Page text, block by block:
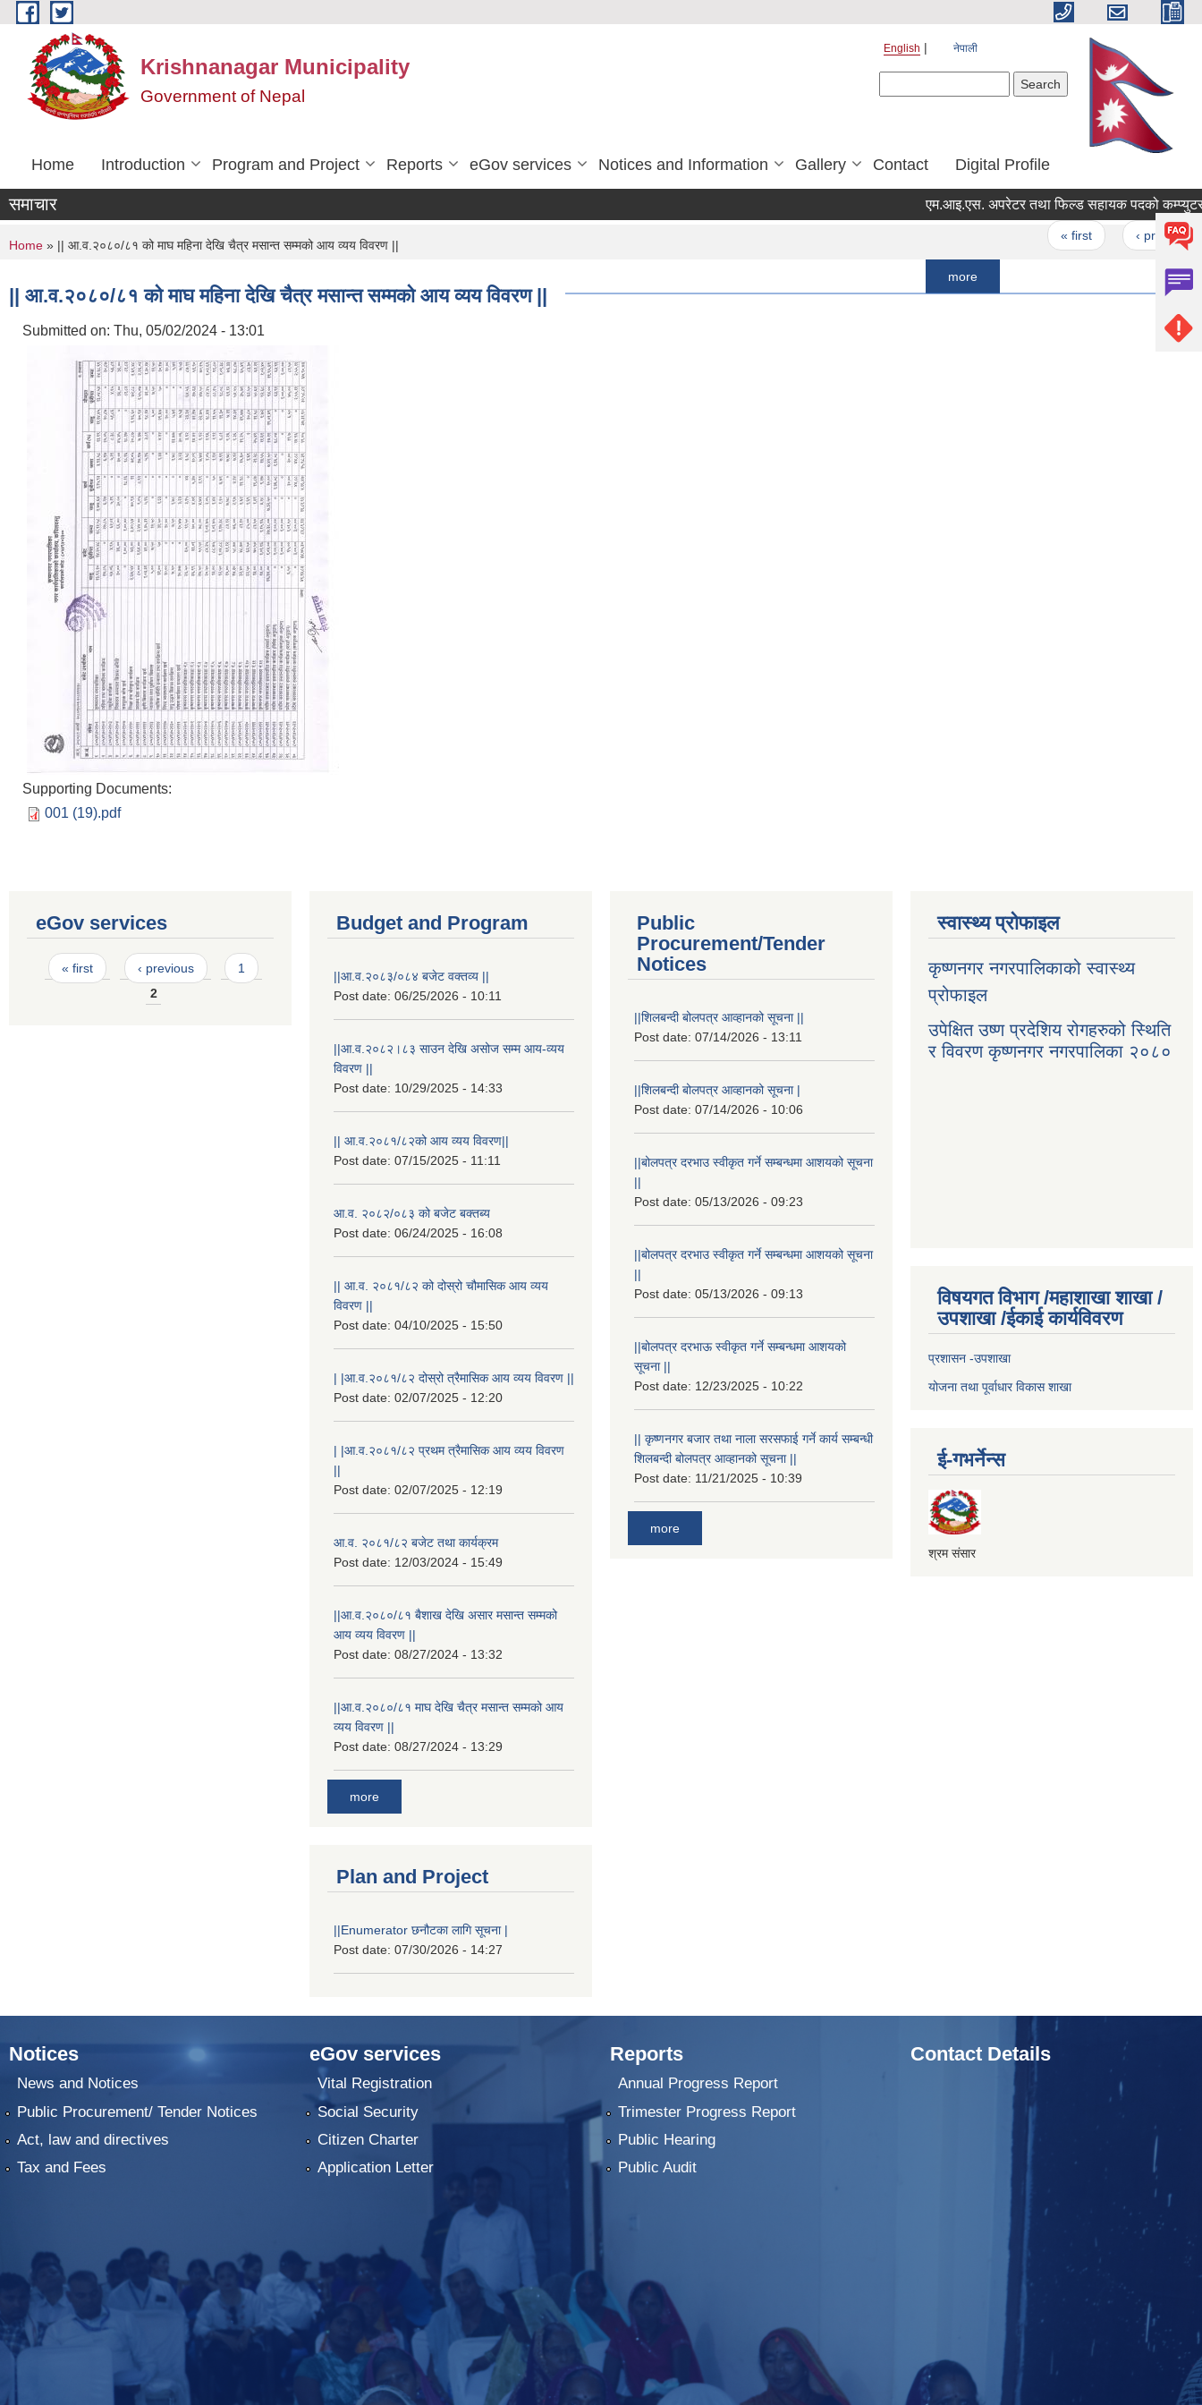
Skip to main content
Krishnanagar Municipality
Government of Nepal
English नेपाली
Home Introduction Program and Project Reports eGov services Notices and Information Gallery Contact Digital Profile
समाचार
‹ previous …
You are here
Home » || आ.व.२०८०/८१ को माघ महिना देखि चैत्र मसान्त सम्मको आय व्यय विवरण ||
|| आ.व.२०८०/८१ को माघ महिना देखि चैत्र मसान्त सम्मको आय व्यय विवरण ||
Submitted on: Thu, 05/02/2024 - 13:01
Supporting Documents:
001 (19).pdf
eGov services
Pages
« first ‹ previous
1
2
Budget and Program
||आ.व.२०८३/०८४ बजेट वक्तव्य ||
Post date: 06/25/2026 - 10:11
||आ.व.२०८२।८३ साउन देखि असोज सम्म आय-व्यय
विवरण ||
Post date: 10/29/2025 - 14:33
|| आ.व.२०८१/८२को आय व्यय विवरण||
Post date: 07/15/2025 - 11:11
आ.व. २०८२/०८३ को बजेट बक्तब्य
Post date: 06/24/2025 - 16:08
|| आ.व. २०८१/८२ को दोस्रो चौमासिक आय व्यय
विवरण ||
Post date: 04/10/2025 - 15:50
| |आ.व.२०८१/८२ दोस्रो त्रैमासिक आय व्यय विवरण ||
Post date: 02/07/2025 - 12:20
| |आ.व.२०८१/८२ प्रथम त्रैमासिक आय व्यय विवरण
||
Post date: 02/07/2025 - 12:19
आ.व. २०८१/८२ बजेट तथा कार्यक्रम
Post date: 12/03/2024 - 15:49
||आ.व.२०८०/८१ बैशाख देखि असार मसान्त सम्मको
आय व्यय विवरण ||
Post date: 08/27/2024 - 13:32
||आ.व.२०८०/८१ माघ देखि चैत्र मसान्त सम्मको आय
व्यय विवरण ||
Post date: 08/27/2024 - 13:29
more
Plan and Project
||Enumerator छनौटका लागि सूचना |
Post date: 07/30/2026 - 14:27
Public
Procurement/Tender
Notices
||शिलबन्दी बोलपत्र आव्हानको सूचना ||
Post date: 07/14/2026 - 13:11
||शिलबन्दी बोलपत्र आव्हानको सूचना |
Post date: 07/14/2026 - 10:06
||बोलपत्र दरभाउ स्वीकृत गर्ने सम्बन्धमा आशयको सूचना
||
Post date: 05/13/2026 - 09:23
||बोलपत्र दरभाउ स्वीकृत गर्ने सम्बन्धमा आशयको सूचना
||
Post date: 05/13/2026 - 09:13
||बोलपत्र दरभाऊ स्वीकृत गर्ने सम्बन्धमा आशयको
सूचना ||
Post date: 12/23/2025 - 10:22
|| कृष्णनगर बजार तथा नाला सरसफाई गर्ने कार्य सम्बन्धी
शिलबन्दी बोलपत्र आव्हानको सूचना ||
Post date: 11/21/2025 - 10:39
more
स्वास्थ्य प्रोफाइल
कृष्णनगर नगरपालिकाको स्वास्थ्य
प्रोफाइल
उपेक्षित उष्ण प्रदेशिय रोगहरुको स्थिति
र विवरण कृष्णनगर नगरपालिका २०८०
विषयगत विभाग /महाशाखा शाखा /
उपशाखा /ईकाई कार्यविवरण
प्रशासन -उपशाखा
योजना तथा पूर्वाधार विकास शाखा
ई-गभर्नेन्स
श्रम संसार
Notices
News and Notices
Public Procurement/ Tender Notices
Act, law and directives
Tax and Fees
eGov services
Vital Registration
Social Security
Citizen Charter
Application Letter
Reports
Annual Progress Report
Trimester Progress Report
Public Hearing
Public Audit
Contact Details